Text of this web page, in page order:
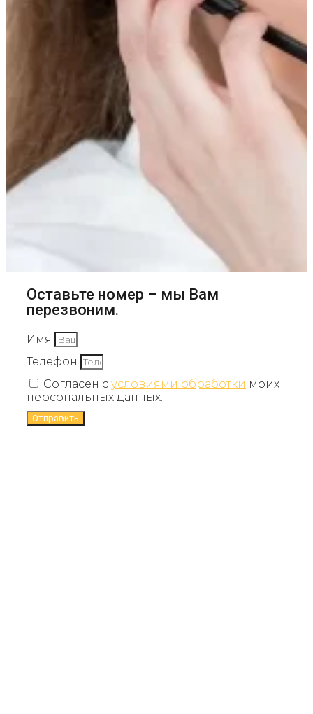
Оставьте номер – мы Вам
перезвоним.
Имя
Телефон
Согласен с условиями обработки моих
персональных данных.
Отправить